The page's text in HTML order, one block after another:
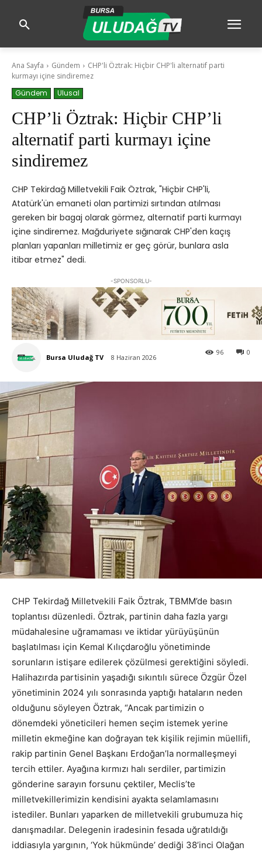
Ana Sayfa Gündem
CHP'li Öztrak: Hiçbir CHP'li alternatif parti
kurmayı içine sindiremez
Gündem
Ulusal
CHP’li Öztrak: Hiçbir CHP’li
alternatif parti kurmayı içine
sindiremez
CHP Tekirdağ Milletvekili Faik Öztrak, "Hiçbir CHP'li,
Atatürk'ün emaneti olan partimizi sırtından atılması
gereken bir bagaj olarak görmez, alternatif parti kurmayı
içine sindiremez. Mağduriyete sığınarak CHP'den kaçış
planları yapanları milletimiz er geç görür, bunlara asla
itibar etmez" dedi.
-SPONSORLU-
Bursa Uludağ TV 8 Haziran 2026
0
96
CHP Tekirdağ Milletvekili Faik Öztrak, TBMM’de basın
toplantısı düzenledi. Öztrak, partinin daha fazla yargı
müdahalesine uğramaması ve iktidar yürüyüşünün
başlatılması için Kemal Kılıçdaroğlu yönetiminde
sorunların istişare edilerek çözülmesi gerektiğini söyledi.
Halihazırda partisinin yaşadığı sıkıntılı sürece Özgür Özel
yönetiminin 2024 yılı sonrasında yaptığı hataların neden
olduğunu söyleyen Öztrak, “Ancak partimizin o
dönemdeki yöneticileri hemen seçim istemek yerine
milletin ekmeğine kan doğrayan tek kişilik rejimin müellifi,
rakip partinin Genel Başkanı Erdoğan’la normalleşmeyi
tercih ettiler. Ayağına kırmızı halı serdiler, partimizin
gönderine sarayın forsunu çektiler, Meclis’te
milletvekillerimizin kendisini ayakta selamlamasını
istediler. Bunları yaparken de milletvekili grubumuza hiç
danışmadılar. Delegenin iradesinin fesada uğratıldığı
iddiasıyla yargının, ‘Yok hükmünde’ dediği 38’inci Olağan